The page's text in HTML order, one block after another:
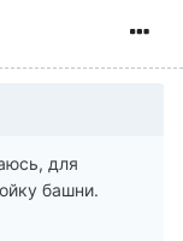
для
башни.